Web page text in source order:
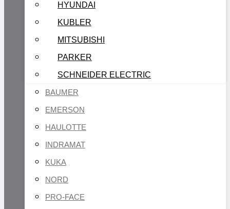
HYUNDAI
KUBLER
MITSUBISHI
PARKER
SCHNEIDER ELECTRIC
BAUMER
EMERSON
HAULOTTE
INDRAMAT
KUKA
NORD
PRO-FACE